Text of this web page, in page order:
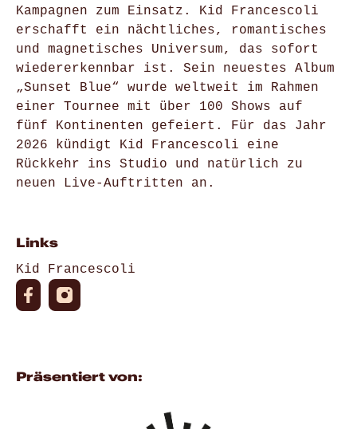
Kampagnen zum Einsatz. Kid Francescoli
erschafft ein nächtliches, romantisches
und magnetisches Universum, das sofort
wiedererkennbar ist. Sein neuestes Album
„Sunset Blue“ wurde weltweit im Rahmen
einer Tournee mit über 100 Shows auf
fünf Kontinenten gefeiert. Für das Jahr
2026 kündigt Kid Francescoli eine
Rückkehr ins Studio und natürlich zu
neuen Live-Auftritten an.
Links
Kid Francescoli
Präsentiert von: